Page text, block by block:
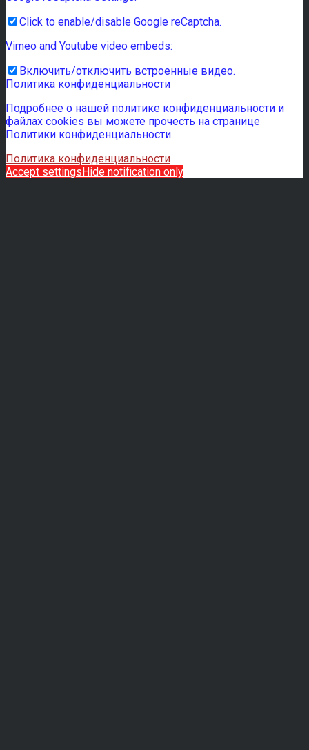
Click to enable/disable Google reCaptcha.
Vimeo and Youtube video embeds:
Включить/отключить встроенные видео.
Политика конфиденциальности
Подробнее о нашей политике конфиденциальности и
файлах cookies вы можете прочесть на странице
Политики конфиденциальности.
Политика конфиденциальности
Accept settingsHide notification only